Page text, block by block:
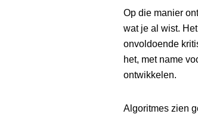
Op die manier
wat je al wist.
onvoldoende
het, met name
ontwikkelen.
Algoritmes zien